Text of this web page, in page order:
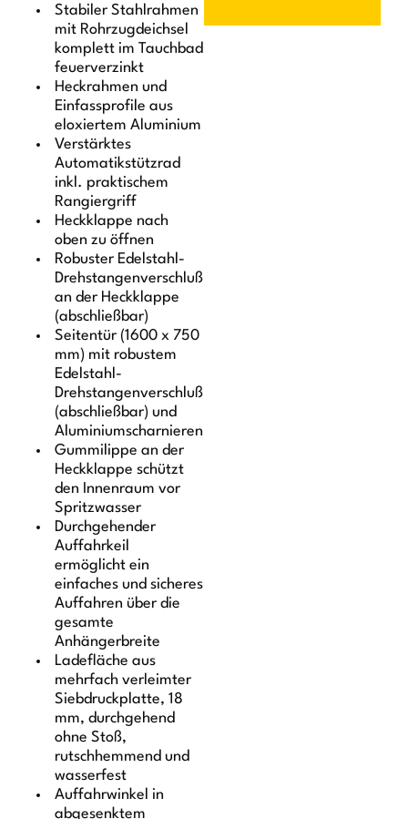
Stabiler Stahlrahmen
mit Rohrzugdeichsel
komplett im Tauchbad
feuerverzinkt
Heckrahmen und
Einfassprofile aus
eloxiertem Aluminium
Verstärktes
Automatikstützrad
inkl. praktischem
Rangiergriff
Heckklappe nach
oben zu öffnen
Robuster Edelstahl-
Drehstangenverschluß
an der Heckklappe
(abschließbar)
Seitentür (1600 x 750
mm) mit robustem
Edelstahl-
Drehstangenverschluß
(abschließbar) und
Aluminiumscharnieren
Gummilippe an der
Heckklappe schützt
den Innenraum vor
Spritzwasser
Durchgehender
Auffahrkeil
ermöglicht ein
einfaches und sicheres
Auffahren über die
gesamte
Anhängerbreite
Ladefläche aus
mehrfach verleimter
Siebdruckplatte, 18
mm, durchgehend
ohne Stoß,
rutschhemmend und
wasserfest
Auffahrwinkel in
abgesenktem